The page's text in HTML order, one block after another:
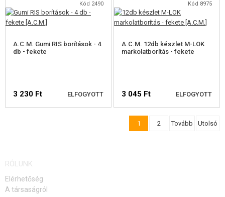
Kód 2490
A.C.M. Gumi RIS borítások - 4
db - fekete
3 230 Ft ELFOGYOTT
Kód 8975
A.C.M. 12db készlet M-LOK
markolatborítás - fekete
3 045 Ft ELFOGYOTT
1 2 Tovább Utolsó
RÓLUNK
Elérhetőség
A társaságról